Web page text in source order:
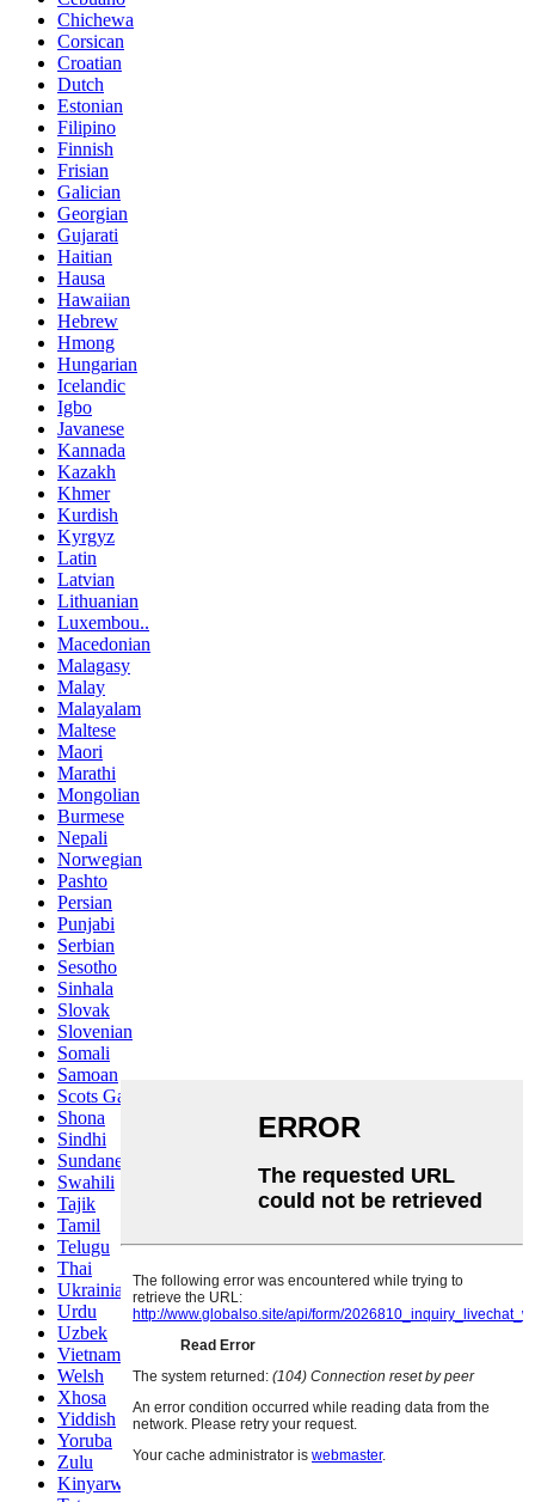
Chichewa
Corsican
Croatian
Dutch
Estonian
Filipino
Finnish
Frisian
Galician
Georgian
Gujarati
Haitian
Hausa
Hawaiian
Hebrew
Hmong
Hungarian
Icelandic
Igbo
Javanese
Kannada
Kazakh
Khmer
Kurdish
Kyrgyz
Latin
Latvian
Lithuanian
Luxembou..
Macedonian
Malagasy
Malay
Malayalam
Maltese
Maori
Marathi
Mongolian
Burmese
Nepali
Norwegian
Pashto
Persian
Punjabi
Serbian
Sesotho
Sinhala
Slovak
Slovenian
Somali
Samoan
Scots Gaelic
Shona
Sindhi
Sundanese
Swahili
Tajik
Tamil
Telugu
Thai
Ukrainian
Urdu
Uzbek
Vietnamese
Welsh
Xhosa
Yiddish
Yoruba
Zulu
Kinyarwanda